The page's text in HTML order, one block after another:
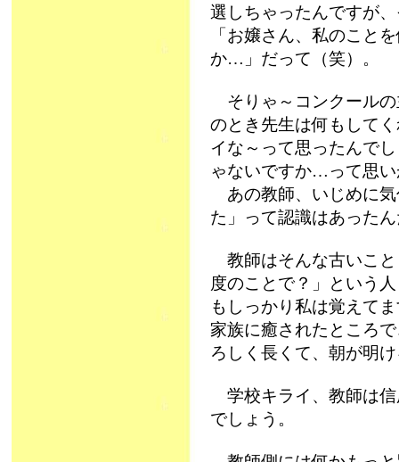
選しちゃったんですが
「お嬢さん、私のこと
か…」だって（笑）。
そりゃ～コンクールの
のとき先生は何もして
イな～って思ったんで
ゃないですか…って思
あの教師、いじめに気
た」って認識はあった
教師はそんな古いこと
度のことで？」という
もしっかり私は覚えて
家族に癒されたところ
ろしく長くて、朝が明
学校キライ、教師は
でしょう。